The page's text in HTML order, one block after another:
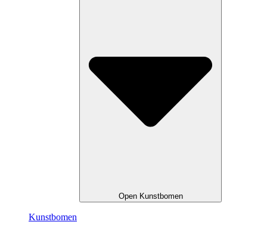
Open Kunstbomen
Kunstbomen